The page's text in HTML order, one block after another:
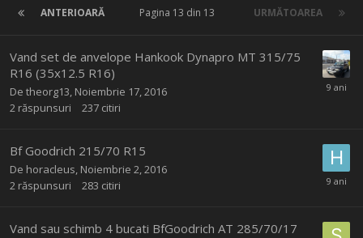
ANTERIOARĂ URMĂTOAREA
Pagina 13 din 13
Vand set de anvelope Hankook Dynapro MT 315/75
R16 (35x12.5 R16)
De theorg13 Noiembrie 17, 2016
2 răspunsuri 237 citiri
Bf Goodrich 215/70 R15
De horacleus Noiembrie 2, 2016
2 răspunsuri 283 citiri
Vand sau schimb 4 bucati BfGoodrich AT 285/70/17